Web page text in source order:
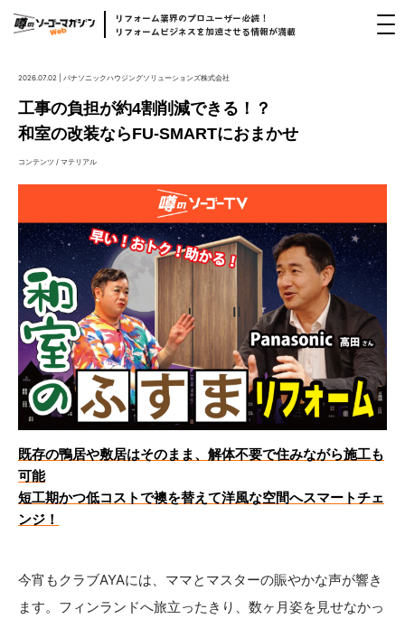
リフォーム業界のプロユーザー必読！
リフォームビジネスを加速させる情報が満載
2026.07.02 | パナソニックハウジングソリューションズ株式会社
工事の負担が約4割削減できる！？
和室の改装ならFU-SMARTにおまかせ
コンテンツ / マテリアル
既存の鴨居や敷居はそのまま、解体不要で住みながら施工も
可能
短工期かつ低コストで襖を替えて洋風な空間へスマートチェ
ンジ！
今宵もクラブAYAには、ママとマスターの賑やかな声が響き
ます。フィンランドへ旅立ったきり、数ヶ月姿を見せなかっ